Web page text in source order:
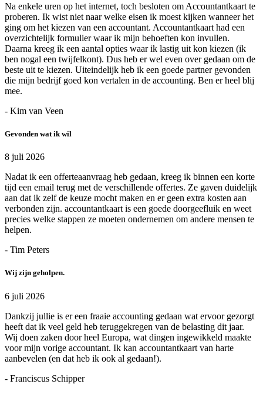
Na enkele uren op het internet, toch besloten om Accountantkaart te
proberen. Ik wist niet naar welke eisen ik moest kijken wanneer het
ging om het kiezen van een accountant. Accountantkaart had een
overzichtelijk formulier waar ik mijn behoeften kon invullen.
Daarna kreeg ik een aantal opties waar ik lastig uit kon kiezen (ik
ben nogal een twijfelkont). Dus heb er wel even over gedaan om de
beste uit te kiezen. Uiteindelijk heb ik een goede partner gevonden
die mijn bedrijf goed kon vertalen in de accounting. Ben er heel blij
mee.
- Kim van Veen
Gevonden wat ik wil
8 juli 2026
Nadat ik een offerteaanvraag heb gedaan, kreeg ik binnen een korte
tijd een email terug met de verschillende offertes. Ze gaven duidelijk
aan dat ik zelf de keuze mocht maken en er geen extra kosten aan
verbonden zijn. accountantkaart is een goede doorgeefluik en weet
precies welke stappen ze moeten ondernemen om andere mensen te
helpen.
- Tim Peters
Wij zijn geholpen.
6 juli 2026
Dankzij jullie is er een fraaie accounting gedaan wat ervoor gezorgt
heeft dat ik veel geld heb teruggekregen van de belasting dit jaar.
Wij doen zaken door heel Europa, wat dingen ingewikkeld maakte
voor mijn vorige accountant. Ik kan accountantkaart van harte
aanbevelen (en dat heb ik ook al gedaan!).
- Franciscus Schipper